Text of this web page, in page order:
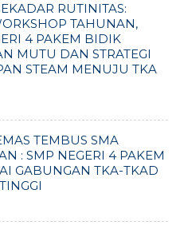
RUTINITAS:
TAHUNAN,
4 PAKEM BIDIK
MUTU DAN STRATEGI
STEAM MENUJU TKA
TEMBUS SMA
: SMP NEGERI 4 PAKEM
GABUNGAN TKA-TKAD